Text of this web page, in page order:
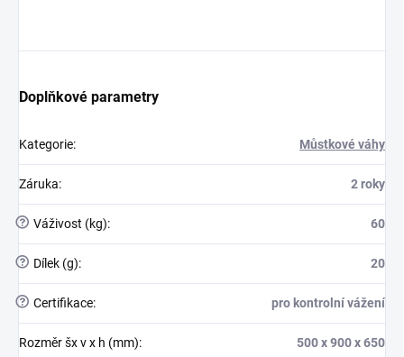
Doplňkové parametry
Kategorie: Můstkové váhy
Záruka: 2 roky
? Váživost (kg): 60
? Dílek (g): 20
? Certifikace: pro kontrolní vážení
Rozměr šx v x h (mm): 500 x 900 x 650